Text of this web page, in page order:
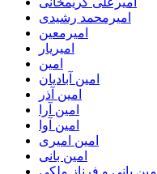
امیرمحمد رشیدی
امیرمعین
امیریار
امین
امین آبادیان
امین آذر
امین آرا
امین آوا
امین امیری
امین بانی
امین بانی و فرناز ملکی